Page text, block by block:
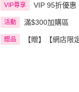
VIP尊享 VIP 95折優惠
活動 滿$300加購區
贈品
【贈】【網店限